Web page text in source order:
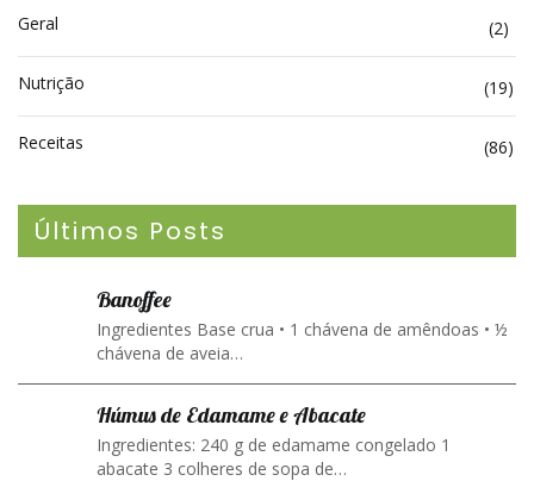
Geral (2)
Nutrição (19)
Receitas (86)
Últimos Posts
Banoffee
Ingredientes Base crua • 1 chávena de amêndoas • ½
chávena de aveia…
Húmus de Edamame e Abacate
Ingredientes: 240 g de edamame congelado 1
abacate 3 colheres de sopa de…